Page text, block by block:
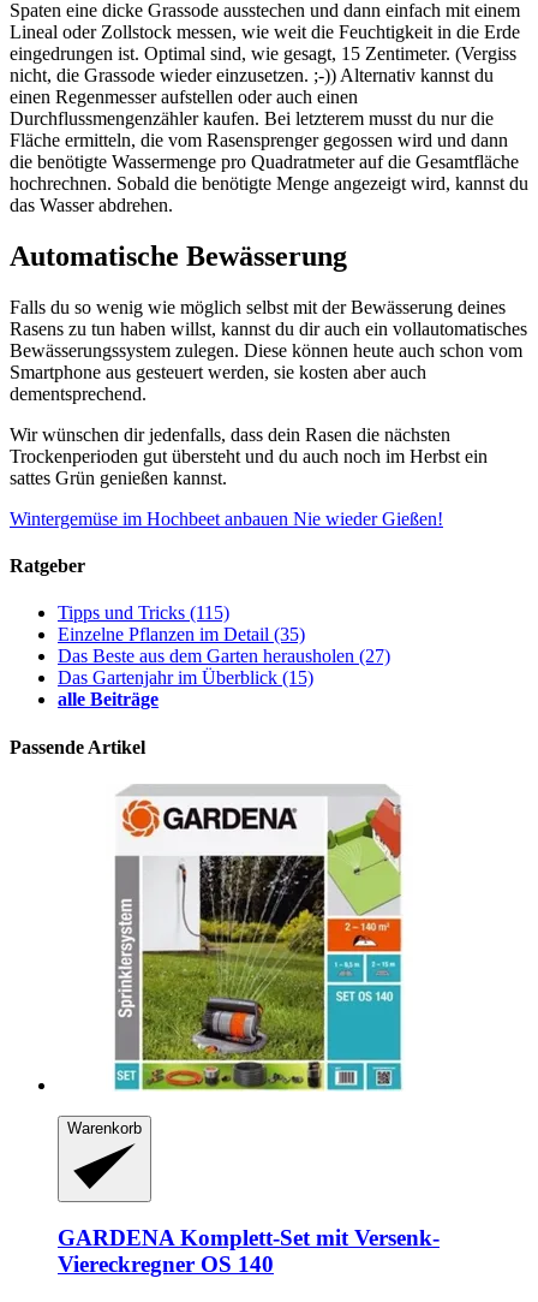
Spaten eine dicke Grassode ausstechen und dann einfach mit einem
Lineal oder Zollstock messen, wie weit die Feuchtigkeit in die Erde
eingedrungen ist. Optimal sind, wie gesagt, 15 Zentimeter. (Vergiss
nicht, die Grassode wieder einzusetzen. ;-)) Alternativ kannst du
einen Regenmesser aufstellen oder auch einen
Durchflussmengenzähler kaufen. Bei letzterem musst du nur die
Fläche ermitteln, die vom Rasensprenger gegossen wird und dann
die benötigte Wassermenge pro Quadratmeter auf die Gesamtfläche
hochrechnen. Sobald die benötigte Menge angezeigt wird, kannst du
das Wasser abdrehen.
Automatische Bewässerung
Falls du so wenig wie möglich selbst mit der Bewässerung deines
Rasens zu tun haben willst, kannst du dir auch ein vollautomatisches
Bewässerungssystem zulegen. Diese können heute auch schon vom
Smartphone aus gesteuert werden, sie kosten aber auch
dementsprechend.
Wir wünschen dir jedenfalls, dass dein Rasen die nächsten
Trockenperioden gut übersteht und du auch noch im Herbst ein
sattes Grün genießen kannst.
Wintergemüse im Hochbeet anbauen Nie wieder Gießen!
Ratgeber
Tipps und Tricks (115)
Einzelne Pflanzen im Detail (35)
Das Beste aus dem Garten herausholen (27)
Das Gartenjahr im Überblick (15)
alle Beiträge
Passende Artikel
Warenkorb
GARDENAKomplett-​Set mit Versenk-​
Viereckregner OS 140